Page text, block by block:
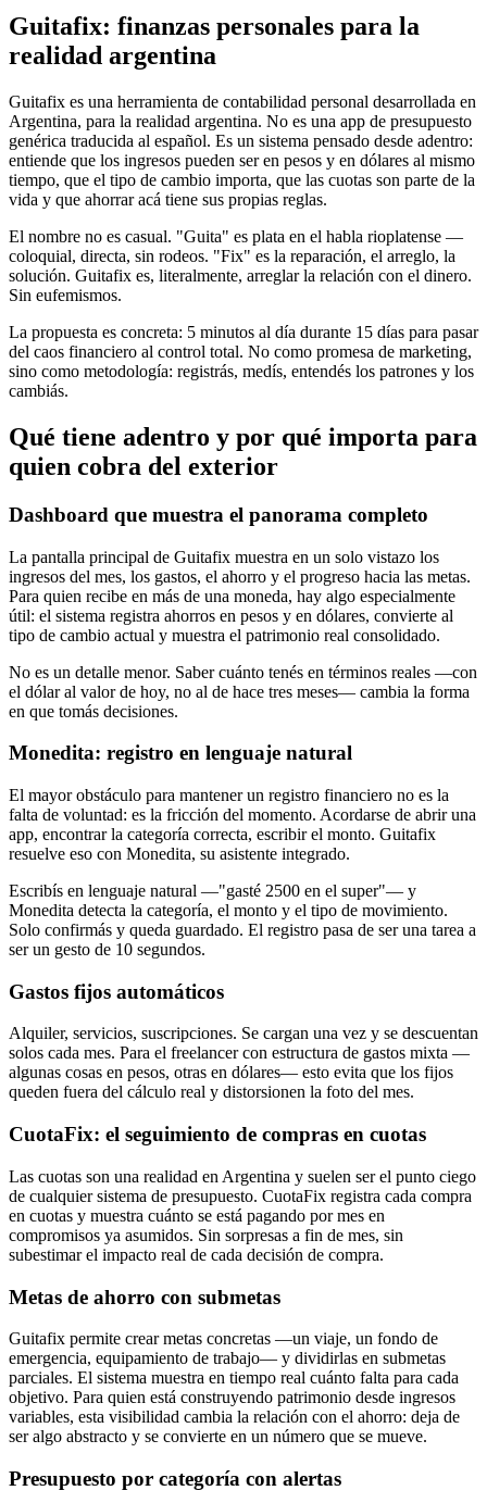
Guitafix: finanzas personales para la
realidad argentina
Guitafix es una herramienta de contabilidad personal desarrollada en
Argentina, para la realidad argentina. No es una app de presupuesto
genérica traducida al español. Es un sistema pensado desde adentro:
entiende que los ingresos pueden ser en pesos y en dólares al mismo
tiempo, que el tipo de cambio importa, que las cuotas son parte de la
vida y que ahorrar acá tiene sus propias reglas.
El nombre no es casual. "Guita" es plata en el habla rioplatense —
coloquial, directa, sin rodeos. "Fix" es la reparación, el arreglo, la
solución. Guitafix es, literalmente, arreglar la relación con el dinero.
Sin eufemismos.
La propuesta es concreta: 5 minutos al día durante 15 días para pasar
del caos financiero al control total. No como promesa de marketing,
sino como metodología: registrás, medís, entendés los patrones y los
cambiás.
Qué tiene adentro y por qué importa para
quien cobra del exterior
Dashboard que muestra el panorama completo
La pantalla principal de Guitafix muestra en un solo vistazo los
ingresos del mes, los gastos, el ahorro y el progreso hacia las metas.
Para quien recibe en más de una moneda, hay algo especialmente
útil: el sistema registra ahorros en pesos y en dólares, convierte al
tipo de cambio actual y muestra el patrimonio real consolidado.
No es un detalle menor. Saber cuánto tenés en términos reales —con
el dólar al valor de hoy, no al de hace tres meses— cambia la forma
en que tomás decisiones.
Monedita: registro en lenguaje natural
El mayor obstáculo para mantener un registro financiero no es la
falta de voluntad: es la fricción del momento. Acordarse de abrir una
app, encontrar la categoría correcta, escribir el monto. Guitafix
resuelve eso con Monedita, su asistente integrado.
Escribís en lenguaje natural —"gasté 2500 en el super"— y
Monedita detecta la categoría, el monto y el tipo de movimiento.
Solo confirmás y queda guardado. El registro pasa de ser una tarea a
ser un gesto de 10 segundos.
Gastos fijos automáticos
Alquiler, servicios, suscripciones. Se cargan una vez y se descuentan
solos cada mes. Para el freelancer con estructura de gastos mixta —
algunas cosas en pesos, otras en dólares— esto evita que los fijos
queden fuera del cálculo real y distorsionen la foto del mes.
CuotaFix: el seguimiento de compras en cuotas
Las cuotas son una realidad en Argentina y suelen ser el punto ciego
de cualquier sistema de presupuesto. CuotaFix registra cada compra
en cuotas y muestra cuánto se está pagando por mes en
compromisos ya asumidos. Sin sorpresas a fin de mes, sin
subestimar el impacto real de cada decisión de compra.
Metas de ahorro con submetas
Guitafix permite crear metas concretas —un viaje, un fondo de
emergencia, equipamiento de trabajo— y dividirlas en submetas
parciales. El sistema muestra en tiempo real cuánto falta para cada
objetivo. Para quien está construyendo patrimonio desde ingresos
variables, esta visibilidad cambia la relación con el ahorro: deja de
ser algo abstracto y se convierte en un número que se mueve.
Presupuesto por categoría con alertas